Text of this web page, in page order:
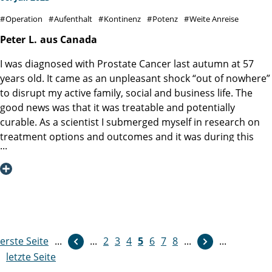
Operation Aufenthalt Kontinenz Potenz Weite Anreise
Peter L. aus Canada
I was diagnosed with Prostate Cancer last autumn at 57
years old. It came as an unpleasant shock “out of nowhere”
to disrupt my active family, social and business life. The
good news was that it was treatable and potentially
curable. As a scientist I submerged myself in research on
treatment options and outcomes and it was during this
process I came across the Martini Klinik and in particular a
publication from the group detailing long term results for
resulting in deep expertise and an emphasis on a robust
quality assurance program. As I live in Canada it was a little
erste Seite ... ... 2 3 4 5 6 7 8 ...
weiter
...
letzte Seite